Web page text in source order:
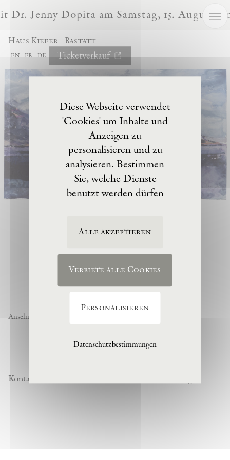
Jenny Dopita am Samstag, 15. August,
Haus Kiefer - Rastatt
en fr de Ticketverkauf
Anselm Kiefer « Noch nicht » , 1974, (c) Anselm Kiefer
Kontakt
Diese Webseite verwendet
'Cookies' um Inhalte und
Anzeigen zu
personalisieren und zu
analysieren. Bestimmen
Sie, welche Dienste
benutzt werden dürfen
Alle akzeptieren
Verbiete alle Cookies
Personalisieren
Datenschutzbestimmungen